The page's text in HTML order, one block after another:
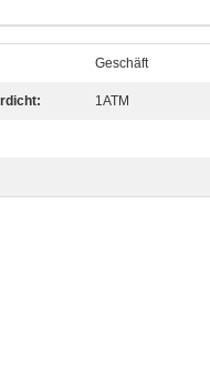
Geschäft
1ATM